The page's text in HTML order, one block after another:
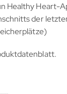
Healthy Heart-
der